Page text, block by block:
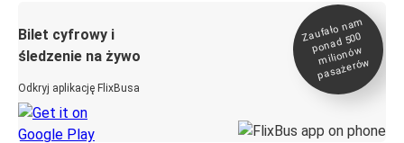
Bilet cyfrowy i
śledzenie na żywo
Odkryj aplikację FlixBusa
Zaufało na
m
ponad 500
milionó
w
pasażeró
w